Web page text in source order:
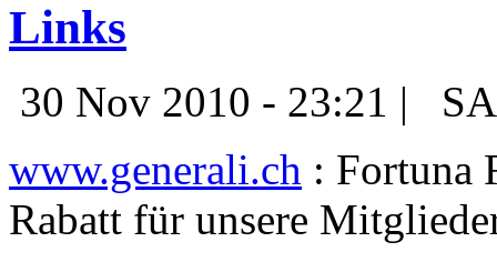
Links
30 Nov 2010 - 23:21 |
www.generali.ch : Fortuna
Rabatt für unsere